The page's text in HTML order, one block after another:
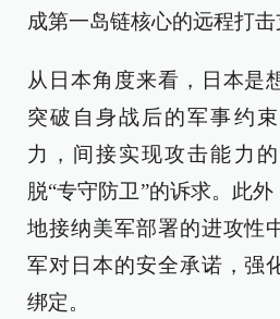
成第一岛链核心的远程打击
从日本角度来看，日本是
突破自身战后的军事约
力，间接实现攻击能力
脱“专守防卫”的诉求。此
地接纳美军部署的进攻性
军对日本的安全承诺，强
绑定。